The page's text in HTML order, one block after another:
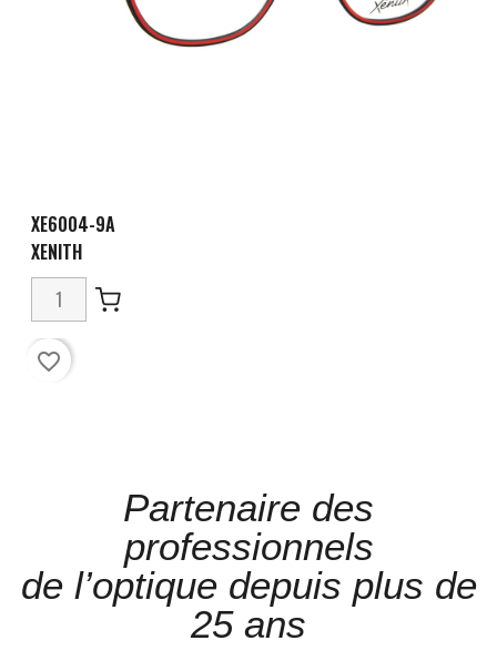
XE6004-9A
XENITH
favorite_border
Partenaire des
professionnels
de l’optique depuis plus de
25 ans